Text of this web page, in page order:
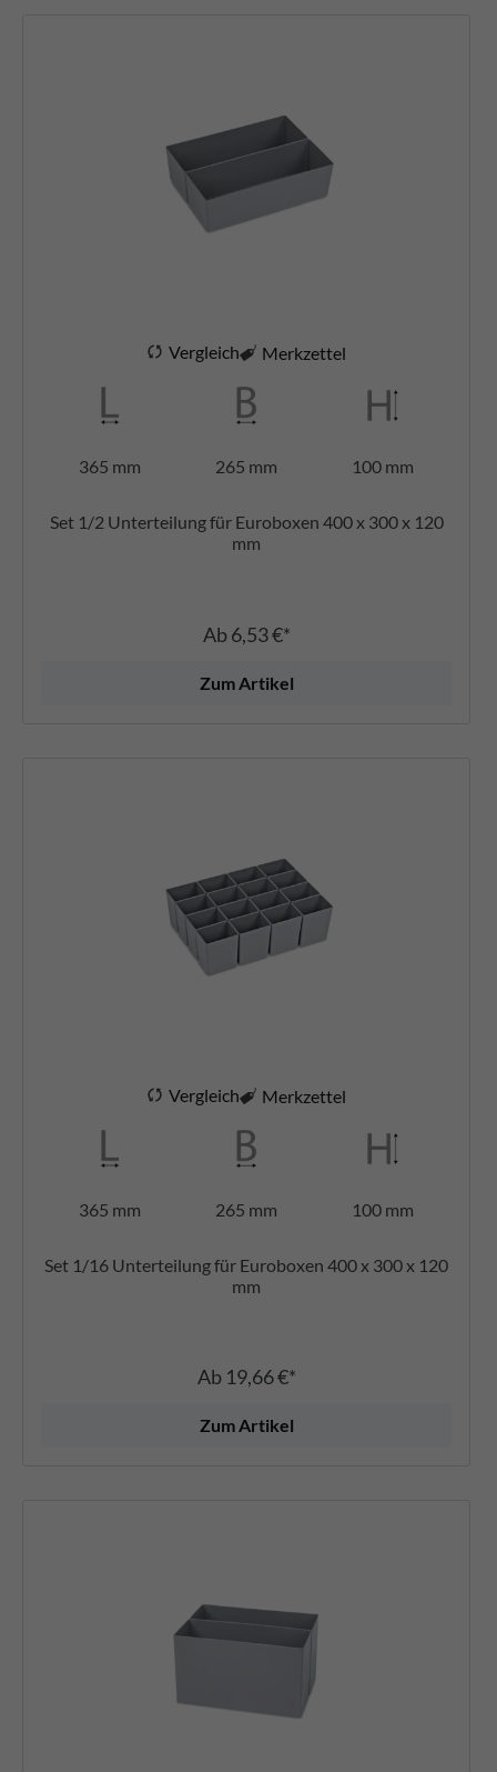
Vergleich Merkzettel
365 mm 265 mm 100 mm
Set 1/2 Unterteilung für Euroboxen 400 x 300 x 120
mm
Ab6,53 €*
Zum Artikel
Vergleich Merkzettel
365 mm 265 mm 100 mm
Set 1/16 Unterteilung für Euroboxen 400 x 300 x 120
mm
Ab 19,66 €*
Zum Artikel